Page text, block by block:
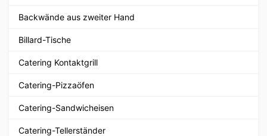
Backwände aus zweiter Hand
Billard-Tische
Catering Kontaktgrill
Catering-Pizzaöfen
Catering-Sandwicheisen
Catering-Tellerständer